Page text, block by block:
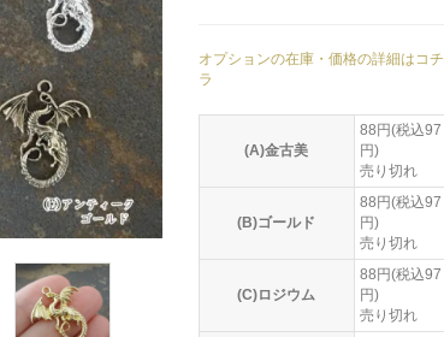
オプションの在庫・価格の詳細はコチ
ラ
(A)金古美
88円(税込97
円)
売り切れ
(B)ゴールド
88円(税込97
円)
売り切れ
(C)ロジウム
88円(税込97
円)
売り切れ